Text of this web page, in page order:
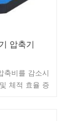
압축기
축비를 감소시
체적 효율 증